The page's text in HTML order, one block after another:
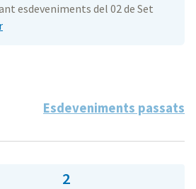
esdeveniments del 02 de Set
Esdeveniments passats
2